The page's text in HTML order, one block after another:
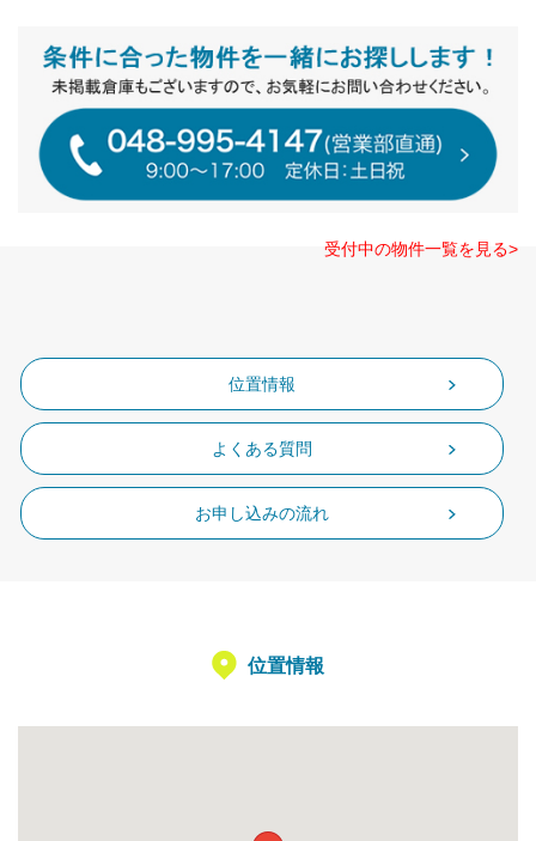
受付中の物件一覧を見る>
位置情報
よくある質問
お申し込みの流れ
位置情報